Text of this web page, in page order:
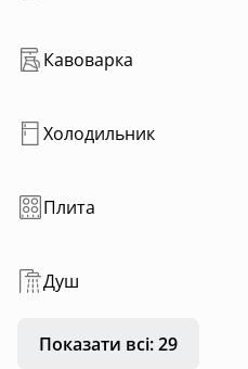
атмосферу.
Поглибіться у природну
будинку. Запрошуємо вас
Кавоварка
Холодильник
Плита
Душ
Показати всі: 29